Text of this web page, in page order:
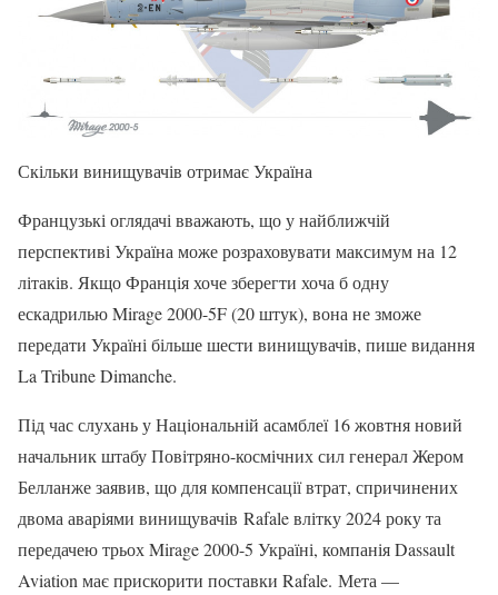
Скільки винищувачів отримає Україна
Французькі оглядачі вважають, що у найближчій
перспективі Україна може розраховувати максимум на 12
літаків. Якщо Франція хоче зберегти хоча б одну
ескадрилью Mirage 2000-5F (20 штук), вона не зможе
передати Україні більше шести винищувачів, пише видання
La Tribune Dimanche.
Під час слухань у Національній асамблеї 16 жовтня новий
начальник штабу Повітряно-космічних сил генерал Жером
Белланже заявив, що для компенсації втрат, спричинених
двома аваріями винищувачів Rafale влітку 2024 року та
передачею трьох Mirage 2000-5 Україні, компанія Dassault
Aviation має прискорити поставки Rafale. Мета —